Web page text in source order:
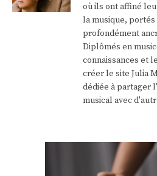
où ils ont affiné
la musique,
profondément
Diplômés en
connaissances et
créer le site Julia
dédiée à partager
musical avec